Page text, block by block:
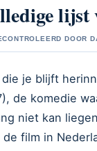
lijst
DOOR
je blijft
de komedie
niet kan
film in